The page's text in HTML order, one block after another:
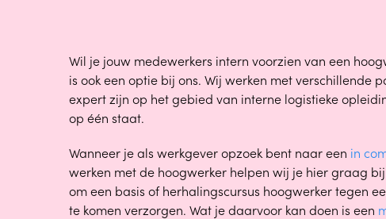
Wil je jouw medewerkers intern voorzien van een
is ook een optie bij ons. Wij werken met verschillende
expert zijn op het gebied van interne logistieke
op één staat.
Wanneer je als werkgever opzoek bent naar een in
werken met de hoogwerker helpen wij je hier graag
om een basis of herhalingscursus hoogwerker tegen
te komen verzorgen. Wat je daarvoor kan doen is een